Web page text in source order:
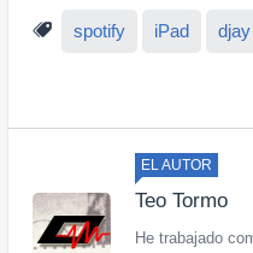
spotify iPad djay
EL AUTOR
Teo Tormo
He trabajado